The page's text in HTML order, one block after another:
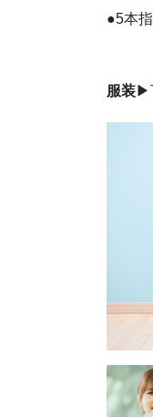
●5本
服装▶